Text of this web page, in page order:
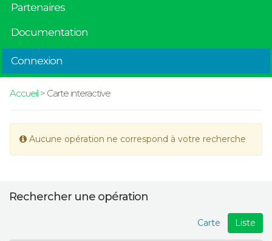
Partenaires
Documentation
Connexion
Accueil> Carte interactive
Aucune opération ne correspond à votre recherche
Rechercher une opération
Liste
Carte